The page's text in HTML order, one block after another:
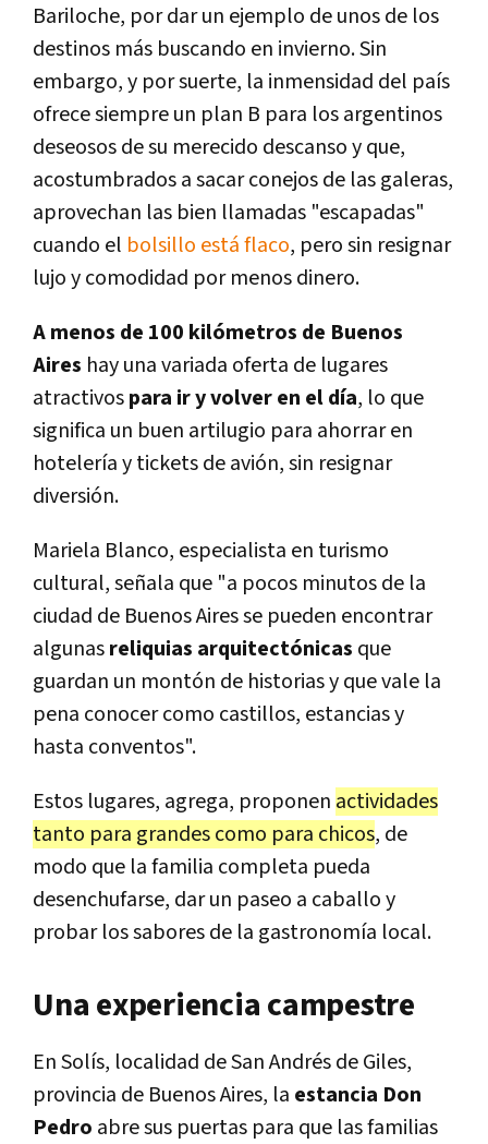
Bariloche, por dar un ejemplo de unos de los
destinos más buscando en invierno. Sin
embargo, y por suerte, la inmensidad del país
ofrece siempre un plan B para los argentinos
deseosos de su merecido descanso y que,
acostumbrados a sacar conejos de las galeras,
aprovechan las bien llamadas "escapadas"
cuando el bolsillo está flaco, pero sin resignar
lujo y comodidad por menos dinero.
A menos de 100 kilómetros de Buenos
Aires hay una variada oferta de lugares
atractivospara ir y volver en el día, lo que
significa un buen artilugio para ahorrar en
hotelería y tickets de avión, sin resignar
diversión.
Mariela Blanco, especialista en turismo
cultural, señala que "a pocos minutos de la
ciudad de Buenos Aires se pueden encontrar
algunasreliquias arquitectónicas que
guardan un montón de historias y que vale la
pena conocer como castillos, estancias y
hasta conventos".
Estos lugares, agrega, proponen actividades
tanto para grandes como para chicos, de
modo que la familia completa pueda
desenchufarse, dar un paseo a caballo y
probar los sabores de la gastronomía local.
Una experiencia campestre
En Solís, localidad de San Andrés de Giles,
provincia de Buenos Aires, la estancia Don
Pedro abre sus puertas para que las familias